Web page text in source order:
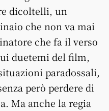
dicoltelli, un
che non va mai
che fa il verso
duetemi del film,
paradossali,
però perdere di
Ma anche la regia